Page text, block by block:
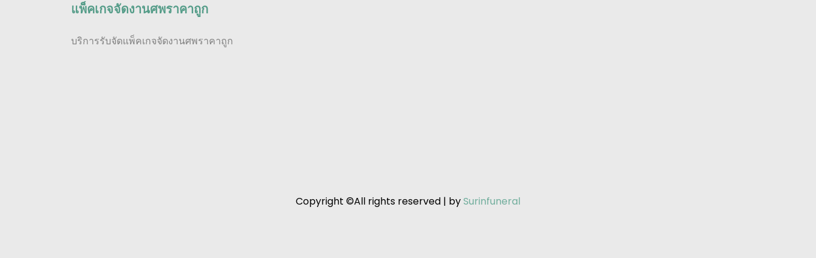
แพ็คเกจจัดงานศพราคาถูก
บริการรับจัดแพ็คเกจจัดงานศพราคาถูก
Copyright ©All rights reserved | bySurinfuneral